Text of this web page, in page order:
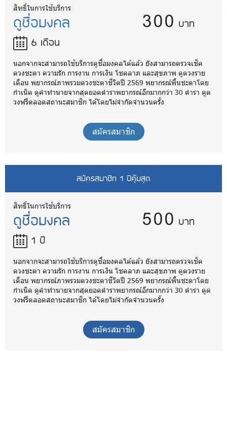
สิทธิ์ในการใช้บริการ
ดูชื่อมงคล
6 เดือน
300 บาท
นอกจากจะสามารถใช้บริการดูชื่อมงคลได้แล้ว ยังสามารถตรวจเช็ค
ดวงชะตา ความรัก การงาน การเงิน โชคลาภ และสุขภาพ ดูดวงราย
เดือน พยากรณ์ภาพรวมดวงชะตาชีวิตปี 2569 พยากรณ์พื้นชะตาโดย
กำเนิด ดูคำทำนายจากสุดยอดตำราพยากรณ์อีกมากกว่า 30 ตำรา ดูด
วงฟรีตลอดสถานะสมาชิก ได้โดยไม่จำกัดจำนวนครั้ง
สมัครสมาชิก
สมัครสมาชิก 1 ปีคุ้มสุด
สิทธิ์ในการใช้บริการ
ดูชื่อมงคล
1 ปี
500 บาท
นอกจากจะสามารถใช้บริการดูชื่อมงคลได้แล้ว ยังสามารถตรวจเช็ค
ดวงชะตา ความรัก การงาน การเงิน โชคลาภ และสุขภาพ ดูดวงราย
เดือน พยากรณ์ภาพรวมดวงชะตาชีวิตปี 2569 พยากรณ์พื้นชะตาโดย
กำเนิด ดูคำทำนายจากสุดยอดตำราพยากรณ์อีกมากกว่า 30 ตำรา ดูด
วงฟรีตลอดสถานะสมาชิก ได้โดยไม่จำกัดจำนวนครั้ง
สมัครสมาชิก